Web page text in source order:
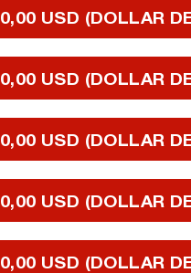
0,00 USD (DOLLAR
0,00 USD (DOLLAR
0,00 USD (DOLLAR
0,00 USD (DOLLAR
0,00 USD (DOLLAR